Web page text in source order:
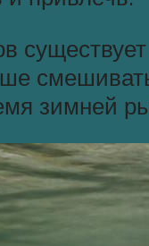
зимней